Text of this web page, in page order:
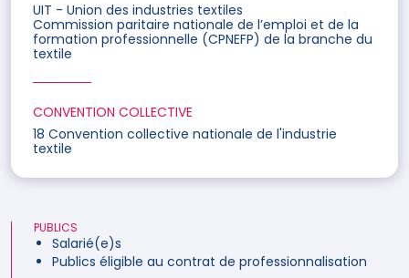
UIT - Union des industries textiles
Commission paritaire nationale de l’emploi et de la
formation professionnelle (CPNEFP) de la branche du
textile
CONVENTION COLLECTIVE
18 Convention collective nationale de l'industrie
textile
PUBLICS
Salarié(e)s
Publics éligible au contrat de professionnalisation